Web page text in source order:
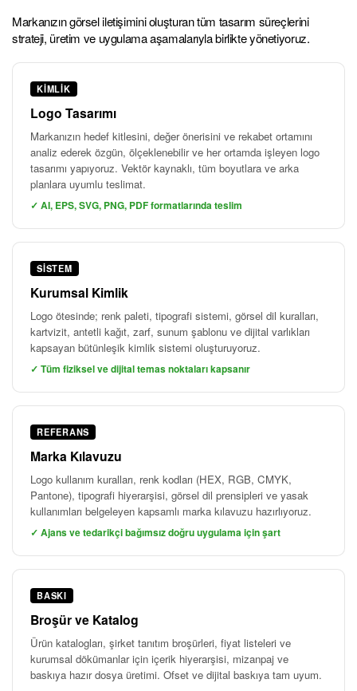
Markanızın görsel iletişimini oluşturan tüm tasarım süreçlerini
strateji, üretim ve uygulama aşamalarıyla birlikte yönetiyoruz.
KIMLIK
Logo Tasarımı
Markanızın hedef kitlesini, değer önerisini ve rekabet ortamını
analiz ederek özgün, ölçeklenebilir ve her ortamda işleyen logo
tasarımı yapıyoruz. Vektör kaynaklı, tüm boyutlara ve arka
planlara uyumlu teslimat.
✓ AI, EPS, SVG, PNG, PDF formatlarında teslim
SISTEM
Kurumsal Kimlik
Logo ötesinde; renk paleti, tipografi sistemi, görsel dil kuralları,
kartvizit, antetli kağıt, zarf, sunum şablonu ve dijital varlıkları
kapsayan bütünleşik kimlik sistemi oluşturuyoruz.
✓ Tüm fiziksel ve dijital temas noktaları kapsanır
REFERANS
Marka Kılavuzu
Logo kullanım kuralları, renk kodları (HEX, RGB, CMYK,
Pantone), tipografi hiyerarşisi, görsel dil prensipleri ve yasak
kullanımları belgeleyen kapsamlı marka kılavuzu hazırlıyoruz.
✓ Ajans ve tedarikçi bağımsız doğru uygulama için şart
BASKI
Broşür ve Katalog
Ürün katalogları, şirket tanıtım broşürleri, fiyat listeleri ve
kurumsal dökümanlar için içerik hiyerarşisi, mizanpaj ve
baskıya hazır dosya üretimi. Ofset ve dijital baskıya tam uyum.